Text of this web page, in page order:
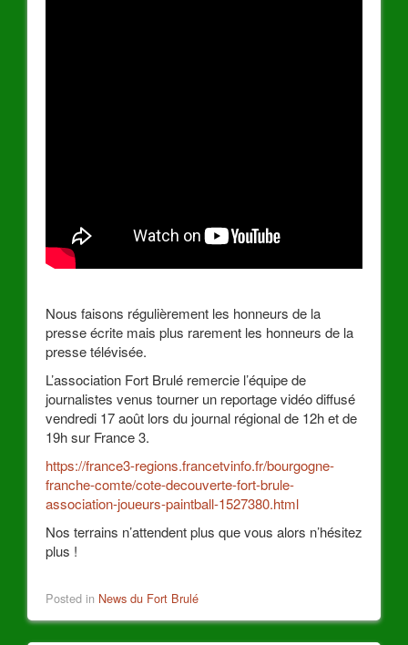
Nous faisons régulièrement les honneurs de la
presse écrite mais plus rarement les honneurs de la
presse télévisée.
L’association Fort Brulé remercie l’équipe de
journalistes venus tourner un reportage vidéo diffusé
vendredi 17 août lors du journal régional de 12h et de
19h sur France 3.
https://france3-regions.francetvinfo.fr/bourgogne-
franche-comte/cote-decouverte-fort-brule-
association-joueurs-paintball-1527380.html
Nos terrains n’attendent plus que vous alors n’hésitez
plus !
Posted in News du Fort Brulé